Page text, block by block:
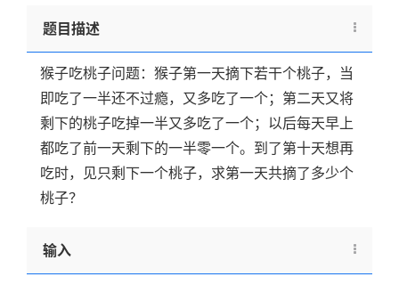
题目描述
猴子吃桃子问题：猴子第一天摘下若干个桃子，当
即吃了一半还不过瘾，又多吃了一个；第二天又将
剩下的桃子吃掉一半又多吃了一个；以后每天早上
都吃了前一天剩下的一半零一个。到了第十天想再
吃时，见只剩下一个桃子，求第一天共摘了多少个
桃子？
输入